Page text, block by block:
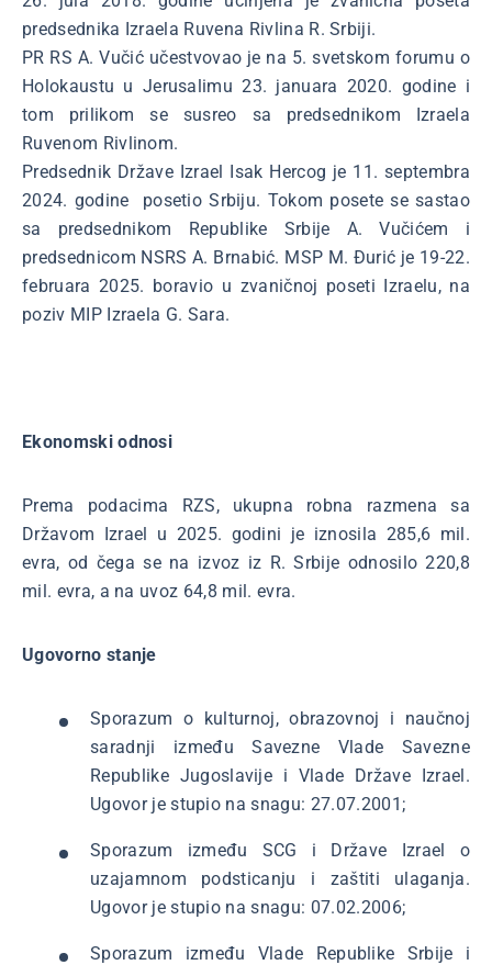
predsednika Izraela Ruvena Rivlina R. Srbiji.
PR RS A. Vučić učestvovao je na 5. svetskom forumu o
Holokaustu u Jerusalimu 23. januara 2020. godine i
tom prilikom se susreo sa predsednikom Izraela
Ruvenom Rivlinom.
Predsednik Države Izrael Isak Hercog je 11. septembra
2024. godine posetio Srbiju. Tokom posete se sastao
sa predsednikom Republike Srbije A. Vučićem i
predsednicom NSRS A. Brnabić. MSP M. Đurić je 19-22.
februara 2025. boravio u zvaničnoj poseti Izraelu, na
poziv MIP Izraela G. Sara.
Ekonomski odnosi
Prema podacima RZS, ukupna robna razmena sa
Državom Izrael u 2025. godini je iznosila 285,6 mil.
evra, od čega se na izvoz iz R. Srbije odnosilo 220,8
mil. evra, a na uvoz 64,8 mil. evra.
Ugovorno stanje
Sporazum o kulturnoj, obrazovnoj i naučnoj
saradnji između Savezne Vlade Savezne
Republike Jugoslavije i Vlade Države Izrael.
Ugovor je stupio na snagu: 27.07.2001;
Sporazum između SCG i Države Izrael o
uzajamnom podsticanju i zaštiti ulaganja.
Ugovor je stupio na snagu: 07.02.2006;
Sporazum između Vlade Republike Srbije i